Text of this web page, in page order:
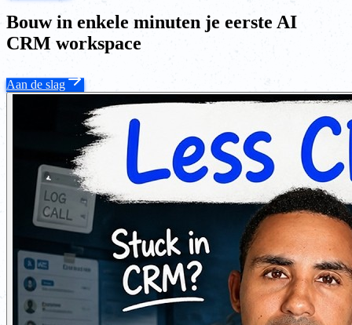
Bouw in enkele minuten je eerste AI
CRM workspace
Aan de slag